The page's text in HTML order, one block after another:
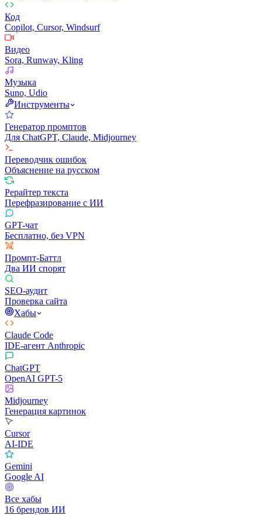
Код
Copilot, Cursor, Windsurf
Видео
Sora, Runway, Kling
Музыка
Suno, Udio
Инструменты
Генератор промптов
Для ChatGPT, Claude, Midjourney
Переводчик ошибок
Объяснение на русском
Рерайтер текста
Перефразирование с ИИ
GPT-чат
Бесплатно, без VPN
Промпт-Баттл
Два ИИ спорят
SEO-аудит
Проверка сайта
Хабы
Claude Code
IDE-агент Anthropic
ChatGPT
OpenAI GPT-5
Midjourney
Генерация картинок
Cursor
AI-IDE
Gemini
Google AI
Все хабы
16 брендов ИИ